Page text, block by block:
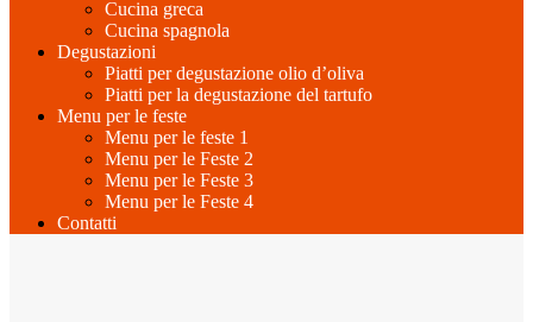
Cucina greca
Cucina spagnola
Degustazioni
Piatti per degustazione olio d’oliva
Piatti per la degustazione del tartufo
Menu per le feste
Menu per le feste 1
Menu per le Feste 2
Menu per le Feste 3
Menu per le Feste 4
Contatti